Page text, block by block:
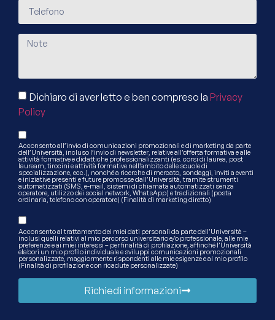
Dichiaro di aver letto e ben compreso la Privacy
Policy
Acconsento all’invio di comunicazioni promozionali e di marketing da parte
dell’Università, incluso l’invio di newsletter, relative all’offerta formativa e alle
attività formative e didattiche professionalizzanti (es. corsi di laurea, post
lauream, tirocini e attività formative nell’ambito delle scuole di
specializzazione, ecc.), nonché a ricerche di mercato, sondaggi, inviti a eventi
e iniziative presenti e future promosse dall’Università, tramite strumenti
automatizzati (SMS, e-mail, sistemi di chiamata automatizzati senza
operatore, utilizzo dei social network, WhatsApp) e tradizionali (posta
ordinaria, telefono con operatore) (Finalità di marketing diretto)
Acconsento al trattamento dei miei dati personali da parte dell’Università –
inclusi quelli relativi al mio percorso universitario e/o professionale, alle mie
preferenze e ai miei interessi – per finalità di profilazione, affinché l’Università
elabori un mio profilo individuale e sviluppi comunicazioni promozionali
personalizzate, maggiormente rispondenti alle mie esigenze e al mio profilo
(Finalità di profilazione con ricadute personalizzate)
Richiedi informazioni